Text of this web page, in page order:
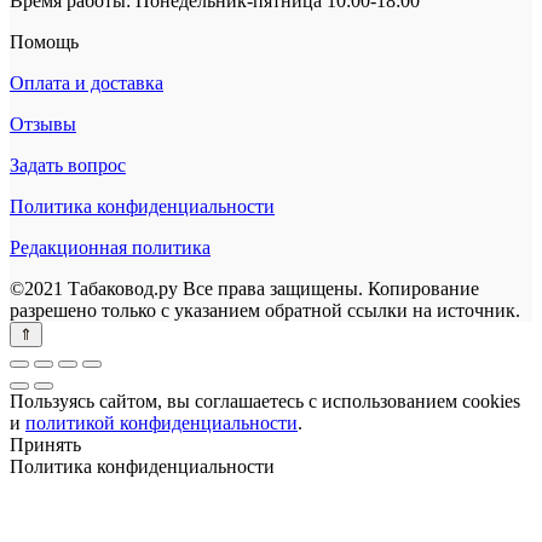
Помощь
Оплата и доставка
Отзывы
Задать вопрос
Политика конфиденциальности
Редакционная политика
©2021 Табаковод.ру Все права защищены. Копирование
разрешено только с указанием обратной ссылки на источник.
Пользуясь сайтом, вы соглашаетесь с использованием cookies
и политикой конфиденциальности.
Принять
Политика конфиденциальности